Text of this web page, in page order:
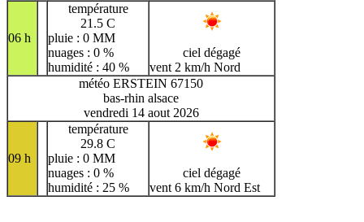
06 h
température
21.5 C
pluie : 0 MM
nuages : 0 %
humidité : 40 %
ciel dégagé
vent 2 km/h Nord
météo ERSTEIN 67150
bas-rhin alsace
vendredi 14 aout 2026
09 h
température
29.8 C
pluie : 0 MM
nuages : 0 %
humidité : 25 %
ciel dégagé
vent 6 km/h Nord Est